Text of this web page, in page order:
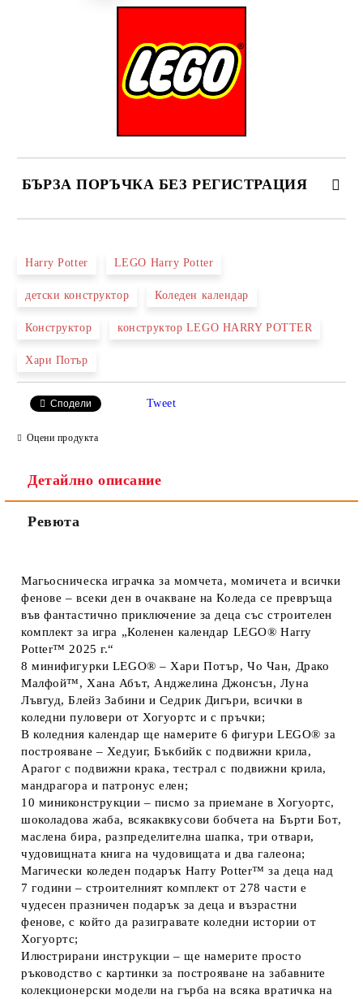
БЪРЗА ПОРЪЧКА БЕЗ РЕГИСТРАЦИЯ
Harry Potter LEGO Harry Potter
детски конструктор Коледен календар
Конструктор конструктор LEGO HARRY POTTER
Хари Потър
Сподели Tweet
Оцени продукта
Детайлно описание
Ревюта
Магьосническа играчка за момчета, момичета и всички
фенове – всеки ден в очакване на Коледа се превръща
във фантастично приключение за деца със строителен
комплект за игра „Коленен календар LEGO® Harry
Potter™ 2025 г.“
8 минифигурки LEGO® – Хари Потър, Чо Чан, Драко
Малфой™, Хана Абът, Анджелина Джонсън, Луна
Лъвгуд, Блейз Забини и Седрик Дигъри, всички в
коледни пуловери от Хогуортс и с пръчки;
В коледния календар ще намерите 6 фигури LEGO® за
построяване – Хедуиг, Бъкбийк с подвижни крила,
Арагог с подвижни крака, тестрал с подвижни крила,
мандрагора и патронус елен;
10 миниконструкции – писмо за приемане в Хогуортс,
шоколадова жаба, всякаквкусови бобчета на Бърти Бот,
маслена бира, разпределителна шапка, три отвари,
чудовищната книга на чудовищата и два галеона;
Магически коледен подарък Harry Potter™ за деца над
7 години – строителният комплект от 278 части е
чудесен празничен подарък за деца и възрастни
фенове, с който да разигравате коледни истории от
Хогуортс;
Илюстрирани инструкции – ще намерите просто
ръководство с картинки за построяване на забавните
колекционерски модели на гърба на всяка вратичка на